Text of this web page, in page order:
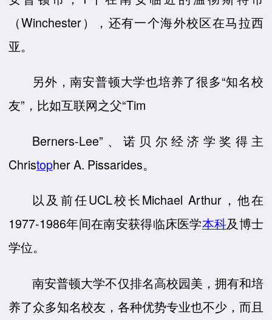
（Winchester），还有一个海外校区在马拉西
亚。
另外，南安普顿大学也培养了很多“知名校
友”，比如互联网之父“Tim
Berners-Lee”、诺贝尔经济学奖得主
Christopher A. Pissarides。
以及前任UCL校长Michael Arthur，他在
1977-1986年间在南安获得临床医学本科及博士
学位。
南安普顿大学不仅排名高校园美，拥有和培
养了众多知名校友，各种优势专业也不少，而且